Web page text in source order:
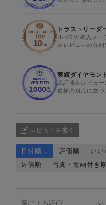
トラストリーダ
U-KOMI導入スト
みレビューの公開
実績ダイヤモン
認証済みレビュ
信頼の頂点に立つ
レビューを書く
日付順 ↓ 評価順 いい
返信順
写真・動画付き